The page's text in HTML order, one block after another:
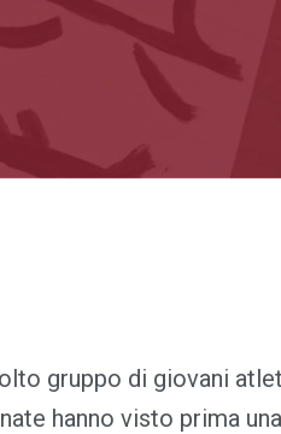
gruppo di giovani
hanno visto prima